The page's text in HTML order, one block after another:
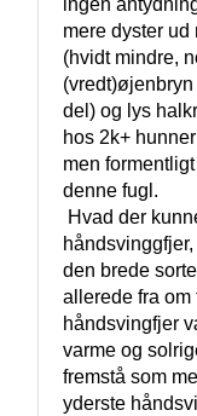
ingen
mere dyster
(hvidt mindre,
del) og lys
hos 2k+
men
denne fugl.
den brede
allerede fra om
håndsvingfjer
varme og
fremstå som
yderste